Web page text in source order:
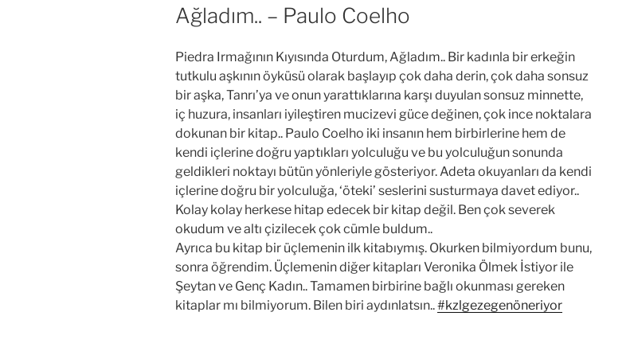
Ağladım.. – Paulo Coelho
Piedra Irmağının Kıyısında Oturdum, Ağladım.. Bir kadınla bir erkeğin
tutkulu aşkının öyküsü olarak başlayıp çok daha derin, çok daha sonsuz
bir aşka, Tanrı’ya ve onun yarattıklarına karşı duyulan sonsuz minnette,
iç huzura, insanları iyileştiren mucizevi güce değinen, çok ince noktalara
dokunan bir kitap.. Paulo Coelho iki insanın hem birbirlerine hem de
kendi içlerine doğru yaptıkları yolculuğu ve bu yolculuğun sonunda
geldikleri noktayı bütün yönleriyle gösteriyor. Adeta okuyanları da kendi
içlerine doğru bir yolculuğa, ‘öteki’ seslerini susturmaya davet ediyor..
Kolay kolay herkese hitap edecek bir kitap değil. Ben çok severek
okudum ve altı çizilecek çok cümle buldum..
Ayrıca bu kitap bir üçlemenin ilk kitabıymış. Okurken bilmiyordum bunu,
sonra öğrendim. Üçlemenin diğer kitapları Veronika Ölmek İstiyor ile
Şeytan ve Genç Kadın.. Tamamen birbirine bağlı okunması gereken
kitaplar mı bilmiyorum. Bilen biri aydınlatsın..#kzlgezegenöneriyor